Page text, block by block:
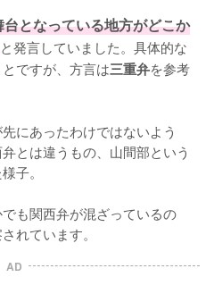
台となっている地方がどこか
と発言していました。具体的な
ですが、方言は三重弁を参考
にあったわけではないよう
とは違うもの、山間部という
子。
も関西弁が混ざっているの
れています。
AD